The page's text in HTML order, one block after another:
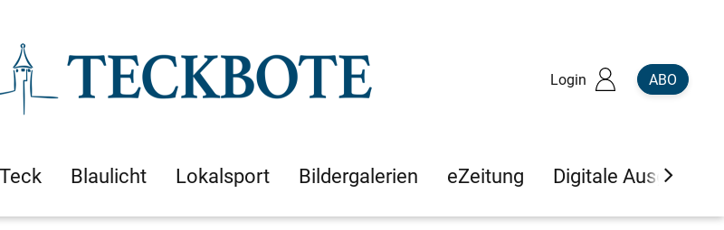
Login ABO
Blaulicht Lokalsport Bildergalerien eZeitung Digitale Ausgaben